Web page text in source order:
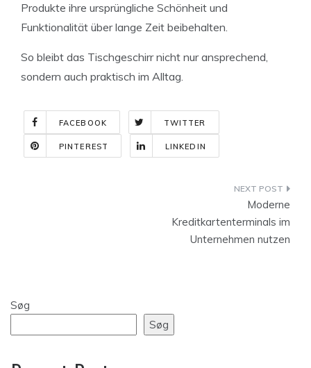
Produkte ihre ursprüngliche Schönheit und
Funktionalität über lange Zeit beibehalten.
So bleibt das Tischgeschirr nicht nur ansprechend,
sondern auch praktisch im Alltag.
FACEBOOK TWITTER
PINTEREST LINKEDIN
Moderne
Kreditkartenterminals im
Unternehmen nutzen
Søg
Søg